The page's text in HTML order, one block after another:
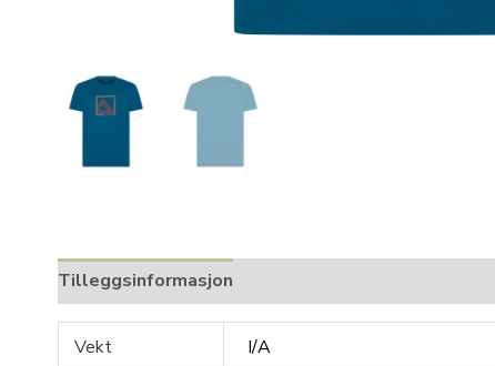
Tilleggsinformasjon
Vekt I/A